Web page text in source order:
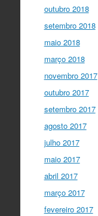
outubro 2018
setembro 2018
maio 2018
março 2018
novembro 2017
outubro 2017
setembro 2017
agosto 2017
julho 2017
maio 2017
abril 2017
março 2017
fevereiro 2017